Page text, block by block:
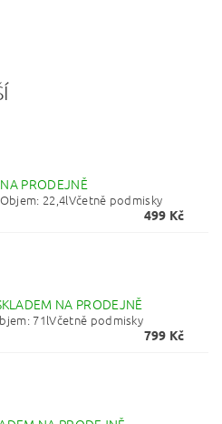
PRODEJNĚ
22,4lVčetně podmisky
499 Kč
NA PRODEJNĚ
71lVčetně podmisky
799 Kč